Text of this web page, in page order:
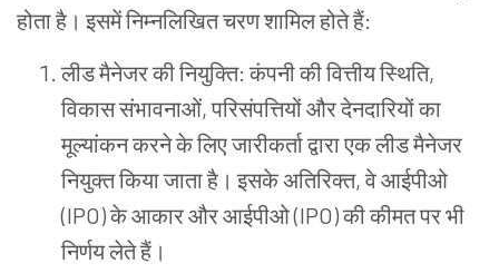
होताहै। इसमेंनिम्नलिखितचरणशामिलहोतेहैं:
लीडमैनेजरकीनियुक्ति:कंपनीकीवित्तीयस्थिति,
विकाससंभावनाओं,परिसंपत्तियोंऔरदेनदारियोंका
मूल्यांकनकरनेकेलिएजारीकर्ताद्वाराएकलीडमैनेजर
नियुक्तकियाजाताहै। इसकेअतिरिक्त,वेआईपीओ
(IPO)केआकारऔरआईपीओ(IPO)कीकीमतपरभी
निर्णयलेतेहैं।